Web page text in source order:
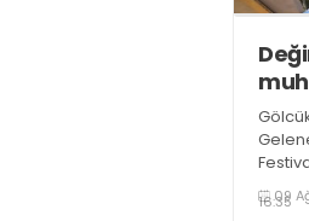
bu yıl
ürün
09
16:35